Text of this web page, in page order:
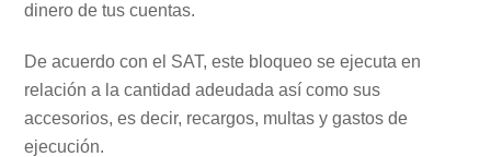
dinero de tus cuentas.
De acuerdo con el SAT, este bloqueo se ejecuta en
relación a la cantidad adeudada así como sus
accesorios, es decir, recargos, multas y gastos de
ejecución.